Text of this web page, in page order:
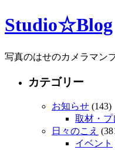
Studio☆Blog
写真のはせのカメラマン
カテゴリー
お知らせ (143)
取材・プ
日々のこえ
イベント